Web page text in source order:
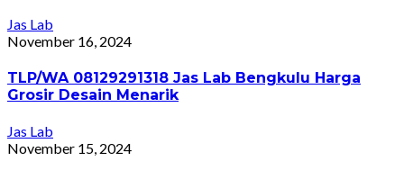
Jas Lab
November 16, 2024
TLP/WA 08129291318 Jas Lab Bengkulu Harga
Grosir Desain Menarik
Jas Lab
November 15, 2024